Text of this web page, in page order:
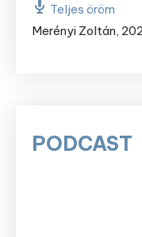
Teljes öröm
Merényi Zoltán,
PODCAST